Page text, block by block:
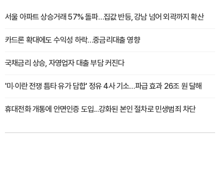
서울 아파트 상승거래 57% 돌파…집값 반등, 강남 넘어 외곽까지 확산
카드론 확대에도 수익성 하락…중금리대출 영향
국채금리 상승, 자영업자 대출 부담 커진다
'미·이란 전쟁 틈타 유가 담합' 정유 4사 기소…파급 효과 26조 원 달해
휴대전화 개통에 안면인증 도입...강화된 본인 절차로 민생범죄 차단